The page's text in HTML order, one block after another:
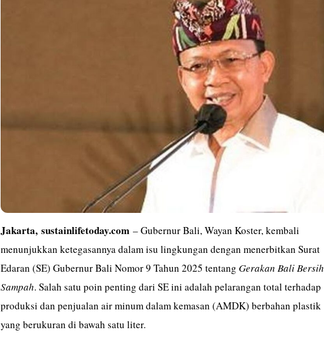
Jakarta, sustainlifetoday.com – Gubernur Bali, Wayan Koster, kembali
menunjukkan ketegasannya dalam isu lingkungan dengan menerbitkan Surat
Edaran (SE) Gubernur Bali Nomor 9 Tahun 2025 tentang Gerakan Bali Bersih
Sampah. Salah satu poin penting dari SE ini adalah pelarangan total terhadap
produksi dan penjualan air minum dalam kemasan (AMDK) berbahan plastik
yang berukuran di bawah satu liter.